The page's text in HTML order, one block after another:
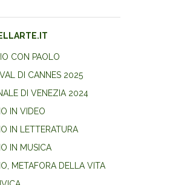
CON PAOLO
DI CANNES 2025
DI VENEZIA 2024
IN VIDEO
IN LETTERATURA
IN MUSICA
METAFORA DELLA VITA